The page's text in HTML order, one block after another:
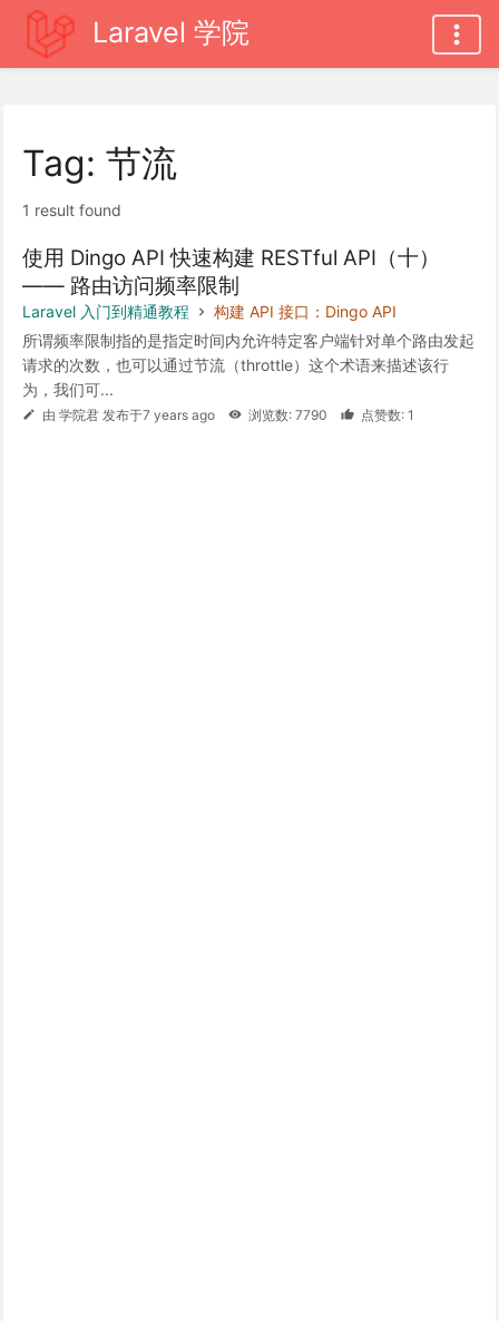
Laravel 学院
Tag: 节流
1 result found
使用 Dingo API 快速构建 RESTful API（十）
—— 路由访问频率限制
Laravel 入门到精通教程
构建 API 接口：Dingo API
所谓频率限制指的是指定时间内允许特定客户端针对单个路由发起
请求的次数，也可以通过节流（throttle）这个术语来描述该行
为，我们可...
由 学院君 发布于7 years ago 浏览数: 7790 点赞数: 1